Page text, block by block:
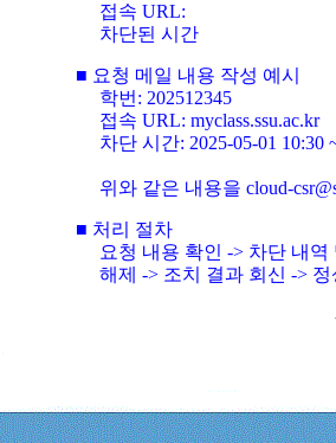
접속 URL:
차단된 시간
■ 요청 메일 내용 작성 예시
학번: 202512345
접속 URL: myclass.ssu.ac.kr
차단 시간: 2025-05-01 10:30
위와 같은 내용을 cloud-
■ 처리 절차
요청 내용 확인 -> 차단 내
해제 -> 조치 결과 회신 ->